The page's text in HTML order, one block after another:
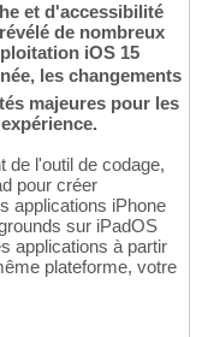
et d'accessibilité
de nombreux
iOS 15
les changements
majeures pour les
de l'outil de codage,
pour créer
applications iPhone
sur iPadOS
applications à partir
plateforme, votre